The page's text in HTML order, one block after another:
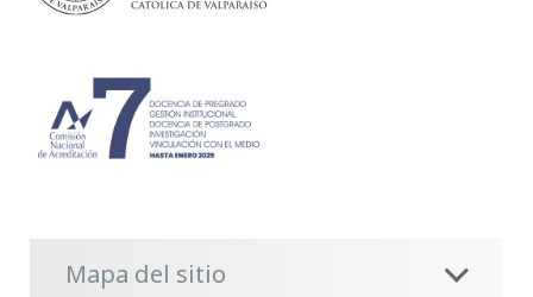
Mapa del sitio